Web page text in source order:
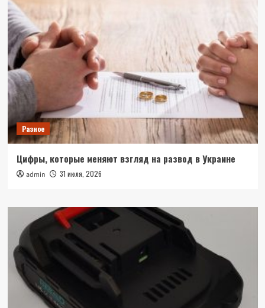
Разное
Цифры, которые меняют взгляд на развод в Украине
admin 31 июля, 2026